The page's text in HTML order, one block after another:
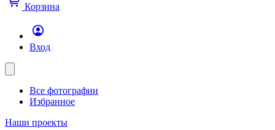
Корзина
Вход
Все фотографии
Избранное
Наши проекты